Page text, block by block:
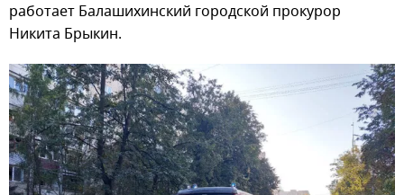
работает Балашихинский городской прокурор
Никита Брыкин.